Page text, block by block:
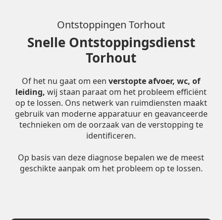
Ontstoppingen Torhout
Snelle Ontstoppingsdienst
Torhout
Of het nu gaat om een verstopte afvoer, wc, of
leiding, wij staan paraat om het probleem efficiënt
op te lossen. Ons netwerk van ruimdiensten maakt
gebruik van moderne apparatuur en geavanceerde
technieken om de oorzaak van de verstopping te
identificeren.
Op basis van deze diagnose bepalen we de meest
geschikte aanpak om het probleem op te lossen.